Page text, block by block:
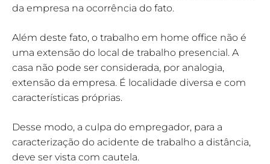
da empresa na ocorrência do fato.
Além deste fato, o trabalho em home office não é
uma extensão do local de trabalho presencial. A
casa não pode ser considerada, por analogia,
extensão da empresa. É localidade diversa e com
características próprias.
Desse modo, a culpa do empregador, para a
caracterização do acidente de trabalho a distância,
deve ser vista com cautela.